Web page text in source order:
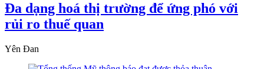
Đa dạng hoá thị trường để ứng phó với
rủi ro thuế quan
Yên Đan